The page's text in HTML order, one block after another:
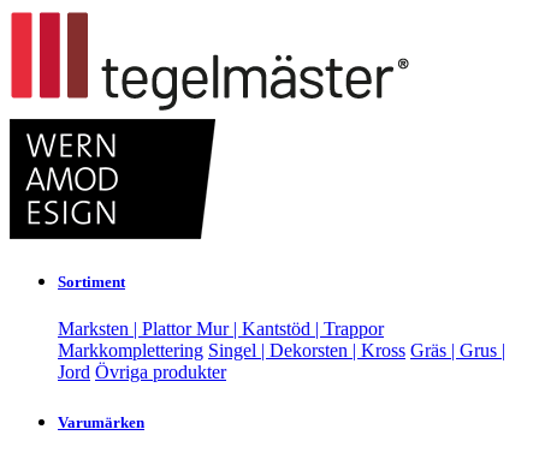
Sortiment
Marksten | PlattorMur | Kantstöd | Trappor
Markkomplettering Singel | Dekorsten | Kross Gräs | Grus |
Jord Övriga produkter
Varumärken